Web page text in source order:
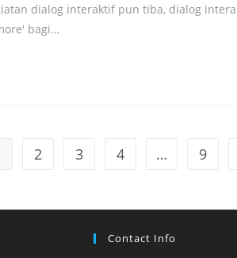
dialog interaktif pun tiba, dialog
bagi…
2 3 4 … 9
Contact Info